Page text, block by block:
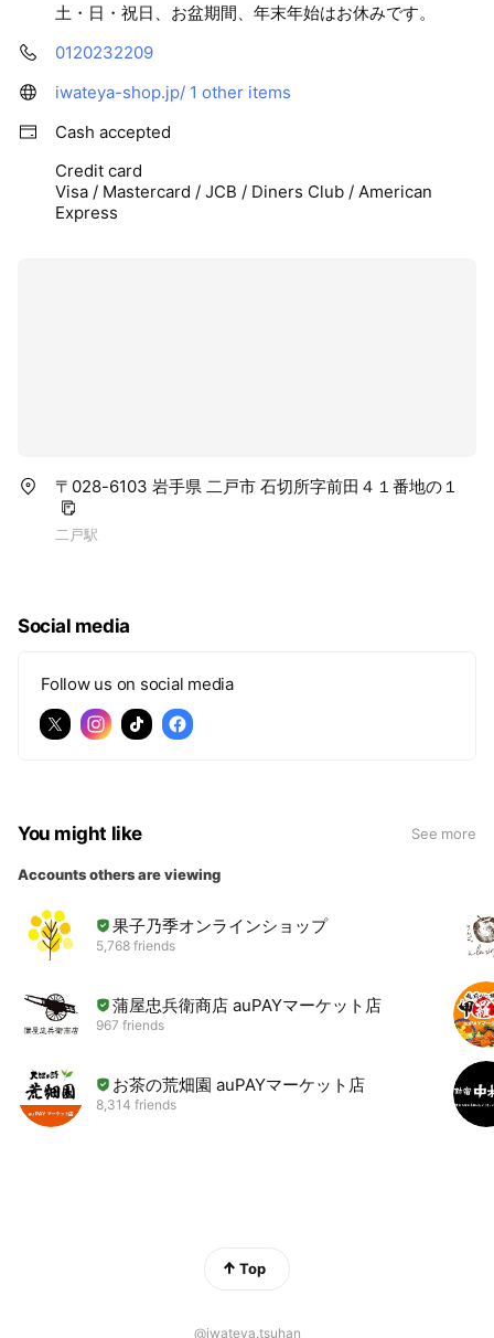
土・日・祝日、お盆期間、年末年始はお休みです。
0120232209
iwateya-shop.jp/ 1 other items
Cash accepted
Credit card
Visa / Mastercard / JCB / Diners Club / American
Express
〒028-6103 岩手県 二戸市 石切所字前田４１番地の１
二戸駅
Social media
Follow us on social media
You might like See more
Accounts others are viewing
果子乃季オンラインショップ
5,768 friends
蒲屋忠兵衛商店 auPAYマーケット店
967 friends
お茶の荒畑園 auPAYマーケット店
8,314 friends
Top
@iwateya.tsuhan